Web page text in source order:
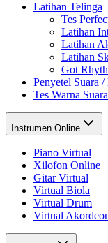
Latihan Telinga
Tes
Latihan
Latihan
Latihan
Got
Penyetel Suara
Tes Warna Suara
Instrumen Online
Piano Virtual
Xilofon Online
Gitar Virtual
Virtual Biola
Virtual Drum
Virtual